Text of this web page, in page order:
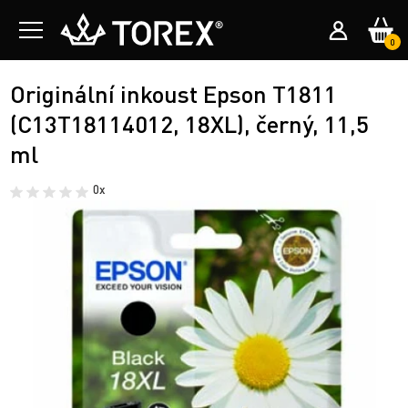
0
Originální inkoust Epson T1811
(C13T18114012, 18XL), černý, 11,5
ml
0x